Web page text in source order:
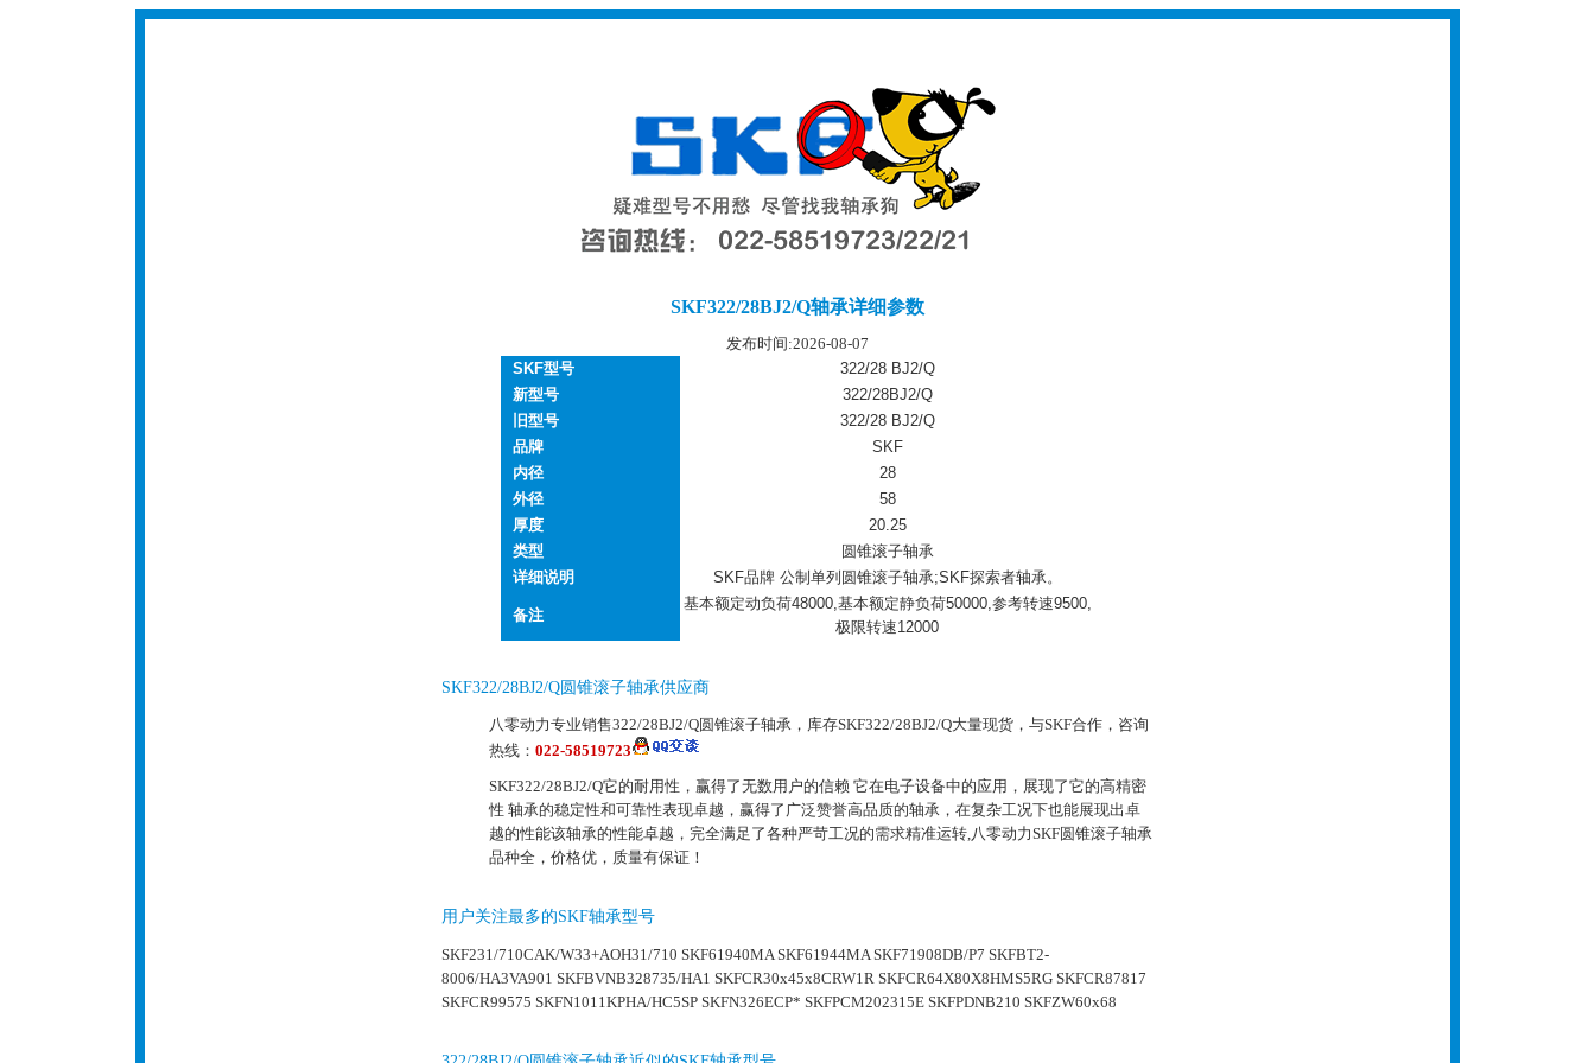
SKF322/28BJ2/Q轴承详细参数
发布时间:2026-08-07
SKF型号
322/28 BJ2/Q
新型号
322/28BJ2/Q
旧型号
322/28 BJ2/Q
品牌
SKF
内径
28
外径
58
厚度
20.25
类型
圆锥滚子轴承
详细说明
SKF品牌 公制单列圆锥滚子轴承;SKF探索者轴承。
备注
基本额定动负荷48000,基本额定静负荷50000,参考转速9500,
极限转速12000
SKF322/28BJ2/Q圆锥滚子轴承供应商
八零动力专业销售322/28BJ2/Q圆锥滚子轴承，库存SKF322/28BJ2/Q大量现货，与SKF合作，咨询
热线： 022-58519723
SKF322/28BJ2/Q它的耐用性，赢得了无数用户的信赖 它在电子设备中的应用，展现了它的高精密
性 轴承的稳定性和可靠性表现卓越，赢得了广泛赞誉高品质的轴承，在复杂工况下也能展现出卓
越的性能该轴承的性能卓越，完全满足了各种严苛工况的需求精准运转,八零动力SKF圆锥滚子轴承
品种全，价格优，质量有保证！
用户关注最多的SKF轴承型号
SKF231/710CAK/W33+AOH31/710 SKF61940MA SKF61944MA SKF71908DB/P7 SKFBT2-
8006/HA3VA901 SKFBVNB328735/HA1 SKFCR30x45x8CRW1R SKFCR64X80X8HMS5RG SKFCR87817
SKFCR99575 SKFN1011KPHA/HC5SP SKFN326ECP* SKFPCM202315E SKFPDNB210 SKFZW60x68